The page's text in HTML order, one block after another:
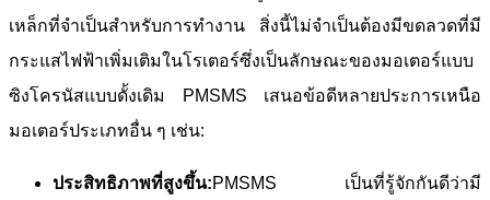
เหล็กที่จำเป็นสำหรับการทำงาน สิ่งนี้ไม่จำเป็นต้องมีขดลวดที่มี
กระแสไฟฟ้าเพิ่มเติมในโรเตอร์ซึ่งเป็นลักษณะของมอเตอร์แบบ
ซิงโครนัสแบบดั้งเดิม PMSMS เสนอข้อดีหลายประการเหนือ
มอเตอร์ประเภทอื่น ๆ เช่น:
ประสิทธิภาพที่สูงขึ้น:PMSMS เป็นที่รู้จักกันดีว่ามี